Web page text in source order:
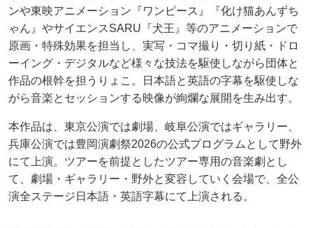
ンや東映アニメーション『ワンピース』『化け猫あんずち
ゃん』やサイエンスSARU『犬王』等のアニメーションで
原画・特殊効果を担当し、実写・コマ撮り・切り紙・ドロ
ーイング・デジタルなど様々な技法を駆使しながら団体と
作品の根幹を担うりょこ。日本語と英語の字幕を駆使しな
がら音楽とセッションする映像が絢爛な展開を生み出す。
本作品は、東京公演では劇場、岐阜公演ではギャラリー、
兵庫公演では豊岡演劇祭2026の公式プログラムとして野外
にて上演。ツアーを前提としたツアー専用の音楽劇とし
て、劇場・ギャラリー・野外と変容していく会場で、全公
演全ステージ日本語・英語字幕にて上演される。